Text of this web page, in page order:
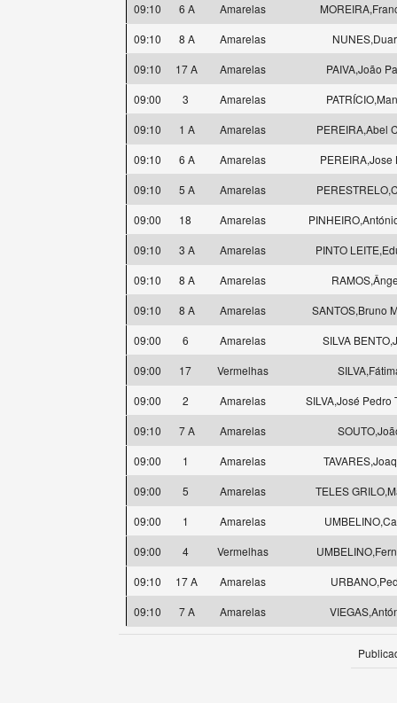
09:10
6 A Amarelas
09:10
8 A Amarelas
09:10
17 A Amarelas
PAIVA,João
09:00
3 Amarelas
09:10
1 A Amarelas
PEREIRA,Abel
09:10
6 A Amarelas
PEREIRA,Jose
09:10
5 A Amarelas
09:00
18 Amarelas
09:10
3 A Amarelas
PINTO
09:10
8 A Amarelas
09:10
8 A Amarelas
SANTOS,Bruno
09:00
6 Amarelas
SILVA
09:00
17 Vermelhas
09:00
2 Amarelas
SILVA,José Pedro
09:10
7 A Amarelas
09:00
1 Amarelas
09:00
5 Amarelas
TELES
09:00
1 Amarelas
09:00
4 Vermelhas
09:10
17 A Amarelas
09:10
7 A Amarelas